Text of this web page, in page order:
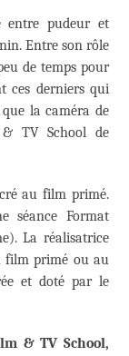
entre pudeur et
Entre son rôle
de temps pour
ces derniers qui
la caméra de
TV School de
au film primé.
séance Format
La réalisatrice
film primé ou au
et doté par le
& TV School,